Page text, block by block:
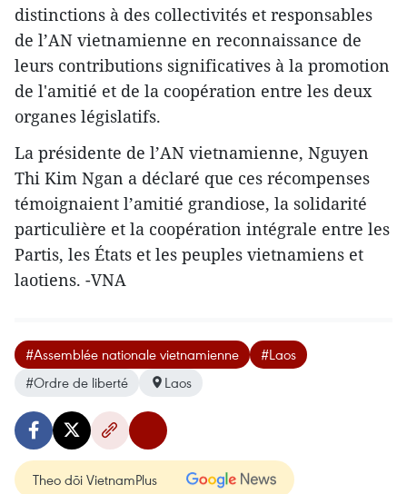
distinctions à des collectivités et responsables
de l’AN vietnamienne en reconnaissance de
leurs contributions significatives à la promotion
de l'amitié et de la coopération entre les deux
organes législatifs.
La présidente de l’AN vietnamienne, Nguyen
Thi Kim Ngan a déclaré que ces récompenses
témoignaient l’amitié grandiose, la solidarité
particulière et la coopération intégrale entre les
Partis, les États et les peuples vietnamiens et
laotiens. -VNA
#Assemblée nationale vietnamienne
#Laos
#Ordre de liberté
Laos
Theo dõi VietnamPlus